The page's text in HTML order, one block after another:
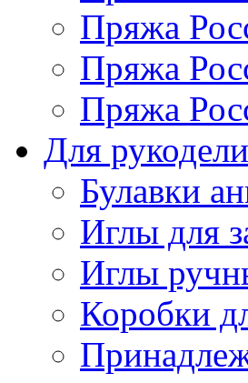
Пряжа
Пряжа
Пряжа
Для
Булавки
Иглы для
Иглы
Коробки